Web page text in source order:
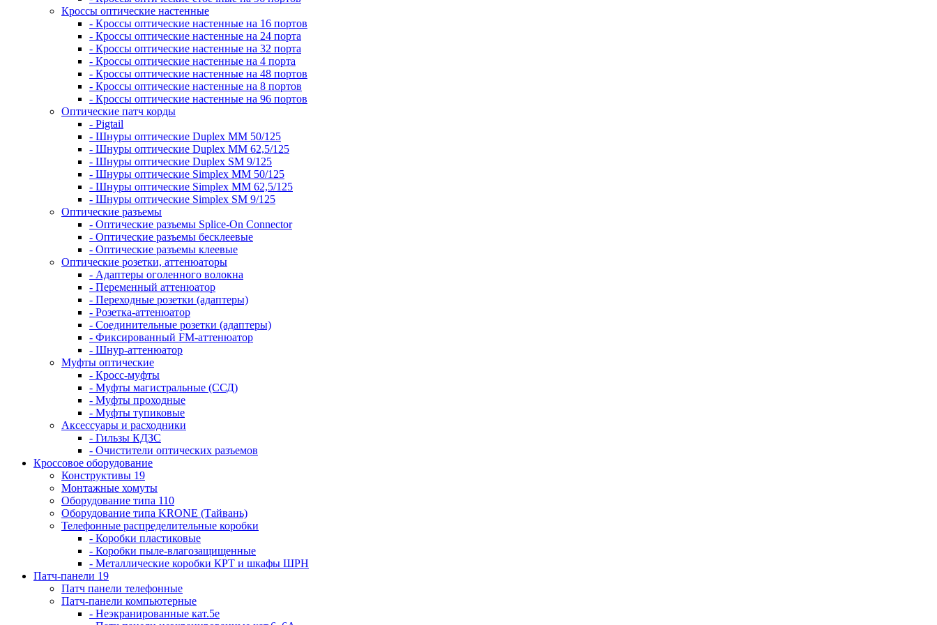
Кроссы оптические настенные
- Кроссы оптические настенные на 16 портов
- Кроссы оптические настенные на 24 порта
- Кроссы оптические настенные на 32 порта
- Кроссы оптические настенные на 4 порта
- Кроссы оптические настенные на 48 портов
- Кроссы оптические настенные на 8 портов
- Кроссы оптические настенные на 96 портов
Оптические патч корды
- Pigtail
- Шнуры оптические Duplex MM 50/125
- Шнуры оптические Duplex MM 62,5/125
- Шнуры оптические Duplex SM 9/125
- Шнуры оптические Simplex MM 50/125
- Шнуры оптические Simplex MM 62,5/125
- Шнуры оптические Simplex SM 9/125
Оптические разъемы
- Оптические разъемы Splice-On Connector
- Оптические разъемы бесклеевые
- Оптические разъемы клеевые
Оптические розетки, аттенюаторы
- Адаптеры оголенного волокна
- Переменный аттенюатор
- Переходные розетки (адаптеры)
- Розетка-аттенюатор
- Соединительные розетки (адаптеры)
- Фиксированный FM-аттенюатор
- Шнур-аттенюатор
Муфты оптические
- Кросс-муфты
- Муфты магистральные (ССД)
- Муфты проходные
- Муфты тупиковые
Аксессуары и расходники
- Гильзы КДЗС
- Очистители оптических разъемов
Кроссовое оборудование
Конструктивы 19
Монтажные хомуты
Оборудование типа 110
Оборудование типа KRONE (Тайвань)
Телефонные распределительные коробки
- Коробки пластиковые
- Коробки пыле-влагозащищенные
- Металлические коробки КРТ и шкафы ШРН
Патч-панели 19
Патч панели телефонные
Патч-панели компьютерные
- Неэкранированные кат.5е